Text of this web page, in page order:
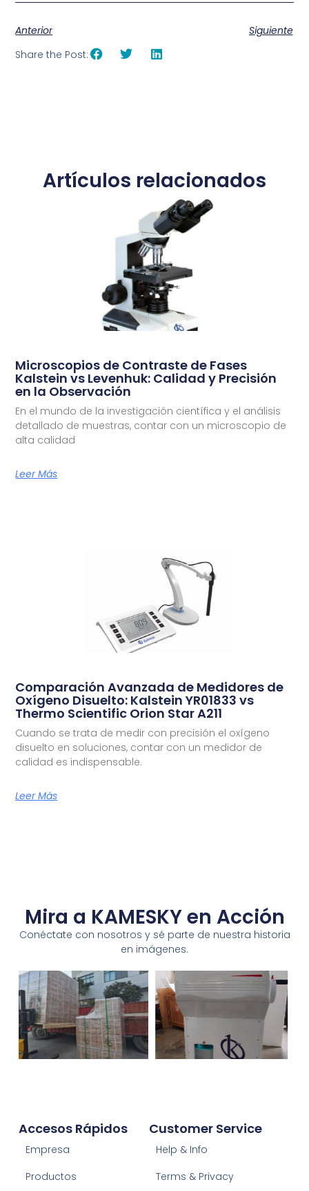
Anterior
Siguiente
Share the Post:
Artículos relacionados
Microscopios de Contraste de Fases
Kalstein vs Levenhuk: Calidad y Precisión
en la Observación
En el mundo de la investigación científica y el análisis
detallado de muestras, contar con un microscopio de
alta calidad
Leer Más
Comparación Avanzada de Medidores de
Oxígeno Disuelto: Kalstein YR01833 vs
Thermo Scientific Orion Star A211
Cuando se trata de medir con precisión el oxígeno
disuelto en soluciones, contar con un medidor de
calidad es indispensable.
Leer Más
Mira a KAMESKY en Acción
Conéctate con nosotros y sé parte de nuestra historia
en imágenes.
Customer Service
Help & Info
Terms & Privacy
Accesos Rápidos
Empresa
Productos